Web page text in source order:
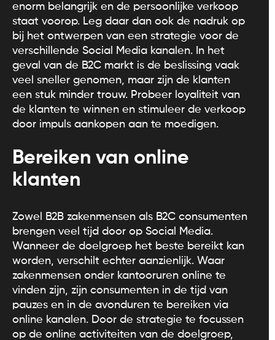
enorm belangrijk en de persoonlijke verkoop
staat voorop. Leg daar dan ook de nadruk op
bij het ontwerpen van een strategie voor de
verschillende Social Media kanalen. In het
geval van de B2C markt is de beslissing vaak
veel sneller genomen, maar zijn de klanten
een stuk minder trouw. Probeer loyaliteit van
de klanten te winnen en stimuleer de verkoop
door impuls aankopen aan te moedigen.
Bereiken van online
klanten
Zowel B2B zakenmensen als B2C consumenten
brengen veel tijd door op Social Media.
Wanneer de doelgroep het beste bereikt kan
worden, verschilt echter aanzienlijk. Waar
zakenmensen onder kantooruren online te
vinden zijn, zijn consumenten in de tijd van
pauzes en in de avonduren te bereiken via
online kanalen. Door de strategie te focussen
op de online activiteiten van de doelgroep,